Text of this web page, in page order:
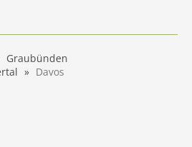
Graubünden
Davos